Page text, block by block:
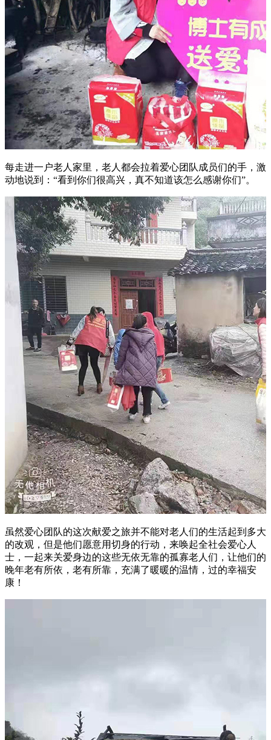
每走进一户老人家里，老人都会拉着爱心团队成员们的手，激
动地说到：“看到你们很高兴，真不知道该怎么感谢你们”。
虽然爱心团队的这次献爱之旅并不能对老人们的生活起到多大
的改观，但是他们愿意用切身的行动，来唤起全社会爱心人
士，一起来关爱身边的这些无依无靠的孤寡老人们，让他们的
晚年老有所依，老有所靠，充满了暖暖的温情，过的幸福安
康！